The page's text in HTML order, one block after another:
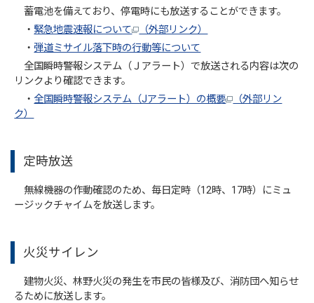
蓄電池を備えており、停電時にも放送することができます。
・ 緊急地震速報について
（外部リンク）
・弾道ミサイル落下時の行動等について
全国瞬時警報システム（Ｊアラート）で放送される内容は次の
リンクより確認できます。
・ 全国瞬時警報システム（Jアラート）の概要
（外部リン
ク）
定時放送
無線機器の作動確認のため、毎日定時（12時、17時）にミュ
ージックチャイムを放送します。
火災サイレン
建物火災、林野火災の発生を市民の皆様及び、消防団へ知らせ
るために放送します。